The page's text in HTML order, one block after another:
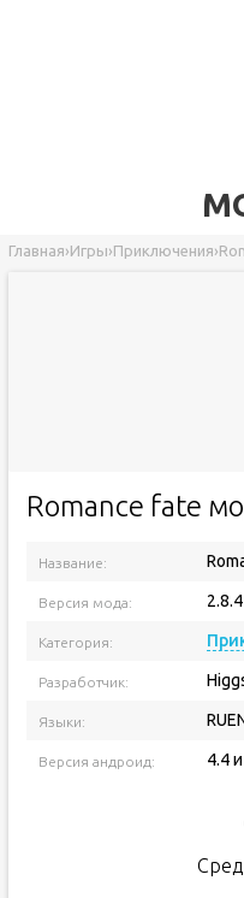
Главная›Игры›Приключения›
Romance fate
Название:
Версия мода: 2.8.4
Категория:
Разработчик:
Языки:
Версия андроид: 4.4